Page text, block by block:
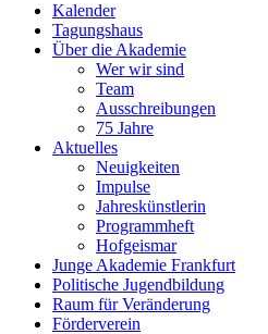
Kalender
Tagungshaus
Über die Akademie
Wer wir sind
Team
Ausschreibungen
75 Jahre
Aktuelles
Neuigkeiten
Impulse
Jahreskünstlerin
Programmheft
Hofgeismar
Junge Akademie Frankfurt
Politische Jugendbildung
Raum für Veränderung
Förderverein